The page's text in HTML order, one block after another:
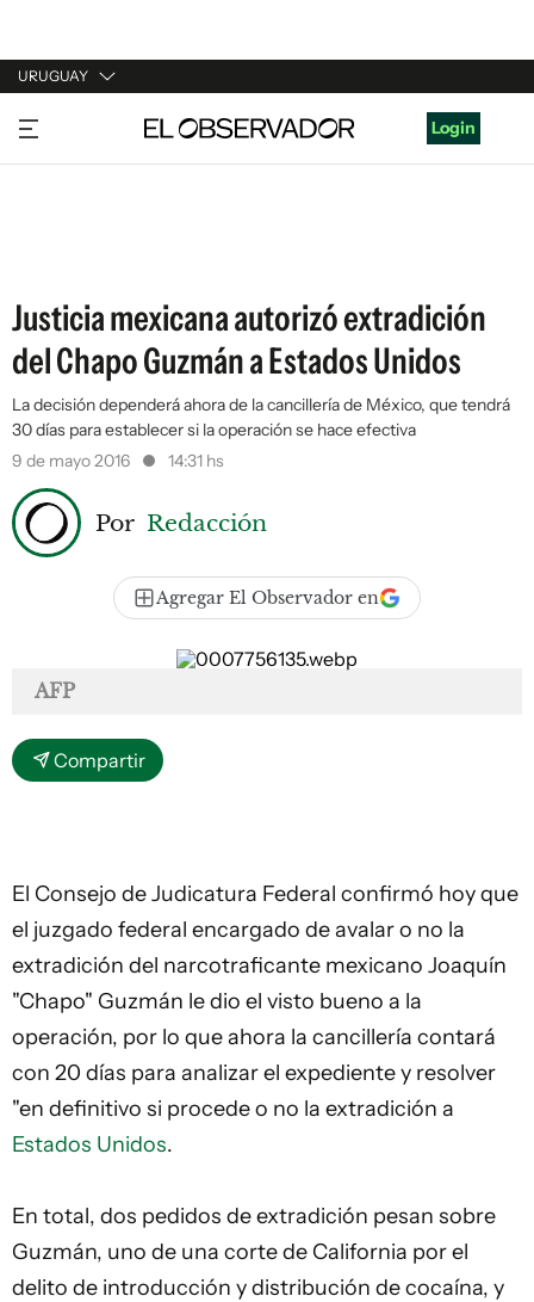
URUGUAY
URUGUAY
ARGENTINA
Login
Justicia mexicana autorizó extradición
del Chapo Guzmán a Estados Unidos
La decisión dependerá ahora de la cancillería de México, que tendrá
30 días para establecer si la operación se hace efectiva
9 de mayo 2016
14:31 hs
Por Redacción
Agregar El Observador en
AFP
Compartir
El Consejo de Judicatura Federal confirmó hoy que
el juzgado federal encargado de avalar o no la
extradición del narcotraficante mexicano Joaquín
"Chapo" Guzmán le dio el visto bueno a la
operación, por lo que ahora la cancillería contará
con 20 días para analizar el expediente y resolver
"en definitivo si procede o no la extradición a
Estados Unidos.
En total, dos pedidos de extradición pesan sobre
Guzmán, uno de una corte de California por el
delito de introducción y distribución de cocaína, y